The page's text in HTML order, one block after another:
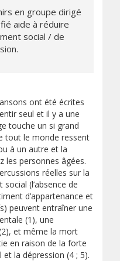
en groupe dirigé
aide à réduire
social / de
ont été écrites
seul et il y a une
touche un si grand
tout le monde ressent
à un autre et la
les personnes âgées.
réelles sur la
(l’absence de
d’appartenance et
peuvent entraîner une
(1), une
et même la mort
en raison de la forte
la dépression (4 ; 5).